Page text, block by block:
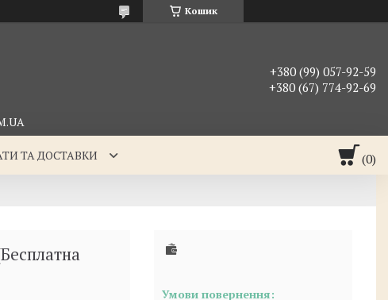
Кошик
+380 (99) 057-92-59
+380 (67) 774-92-69
ТА ДОСТАВКИ